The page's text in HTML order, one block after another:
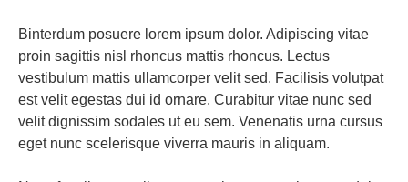
Binterdum posuere lorem ipsum dolor. Adipiscing vitae
proin sagittis nisl rhoncus mattis rhoncus. Lectus
vestibulum mattis ullamcorper velit sed. Facilisis volutpat
est velit egestas dui id ornare. Curabitur vitae nunc sed
velit dignissim sodales ut eu sem. Venenatis urna cursus
eget nunc scelerisque viverra mauris in aliquam.